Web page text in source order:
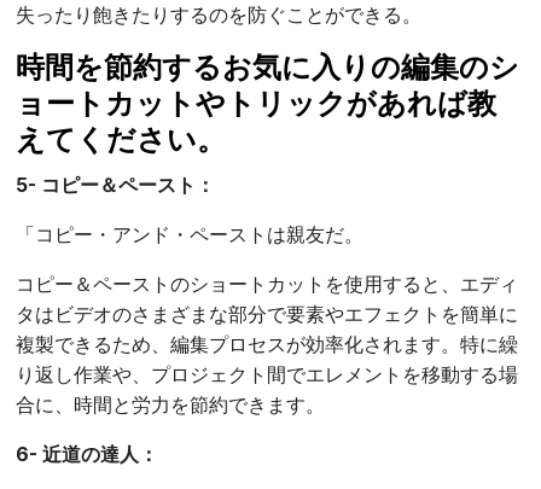
失ったり飽きたりするのを防ぐことができる。
時間を節約するお気に入りの編集のシ
ョートカットやトリックがあれば教
えてください。
5- コピー＆ペースト：
「コピー・アンド・ペーストは親友だ。
コピー＆ペーストのショートカットを使用すると、エディ
タはビデオのさまざまな部分で要素やエフェクトを簡単に
複製できるため、編集プロセスが効率化されます。特に繰
り返し作業や、プロジェクト間でエレメントを移動する場
合に、時間と労力を節約できます。
6- 近道の達人：